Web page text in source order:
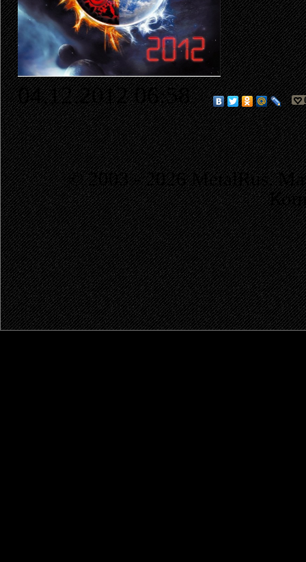
04.12.2012 06:58
© 2003 - 2026 MetalRus.